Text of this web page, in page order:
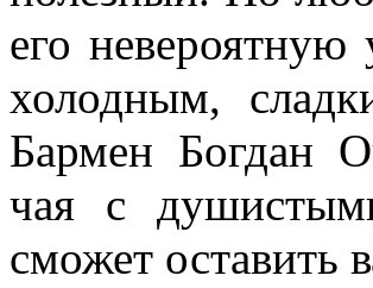
его невероятную
холодным,
Бармен Богдан
чая с
сможет оставить